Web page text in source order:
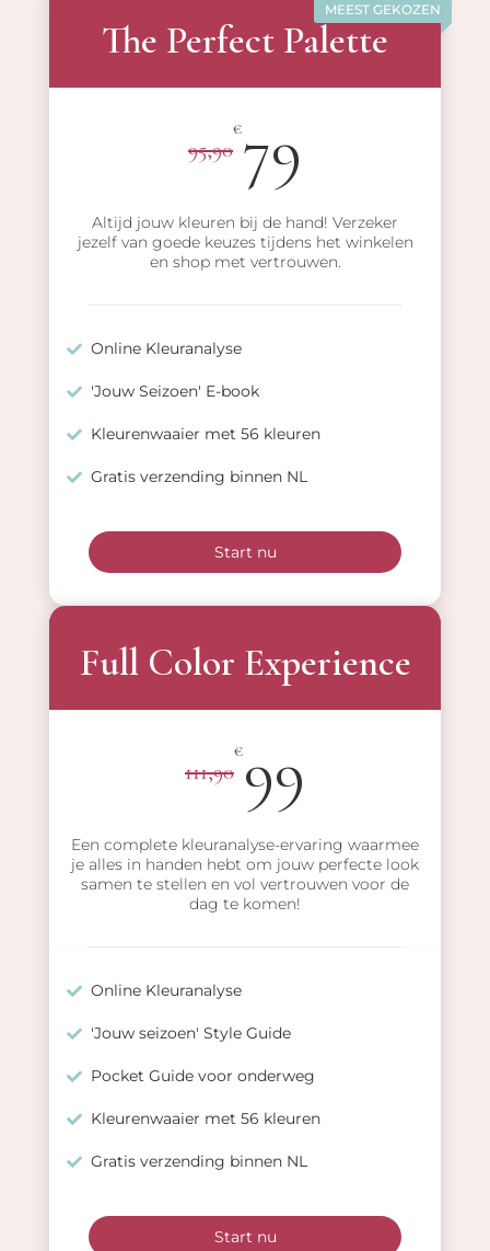
The Perfect Palette
95,90
€79
Altijd jouw kleuren bij de hand! Verzeker
jezelf van goede keuzes tijdens het winkelen
en shop met vertrouwen.
Online Kleuranalyse
'Jouw Seizoen' E-book
Kleurenwaaier met 56 kleuren
Gratis verzending binnen NL
MEEST GEKOZEN
Start nu
Full Color Experience
111,90
€99
Een complete kleuranalyse-ervaring waarmee
je alles in handen hebt om jouw perfecte look
samen te stellen en vol vertrouwen voor de
dag te komen!
Online Kleuranalyse
'Jouw seizoen' Style Guide
Pocket Guide voor onderweg
Kleurenwaaier met 56 kleuren
Gratis verzending binnen NL
Start nu